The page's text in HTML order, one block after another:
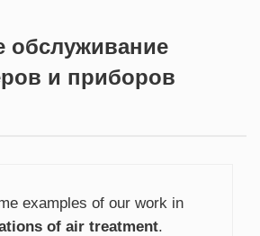
обслуживание
и приборов
examples of our work in
of air treatment.